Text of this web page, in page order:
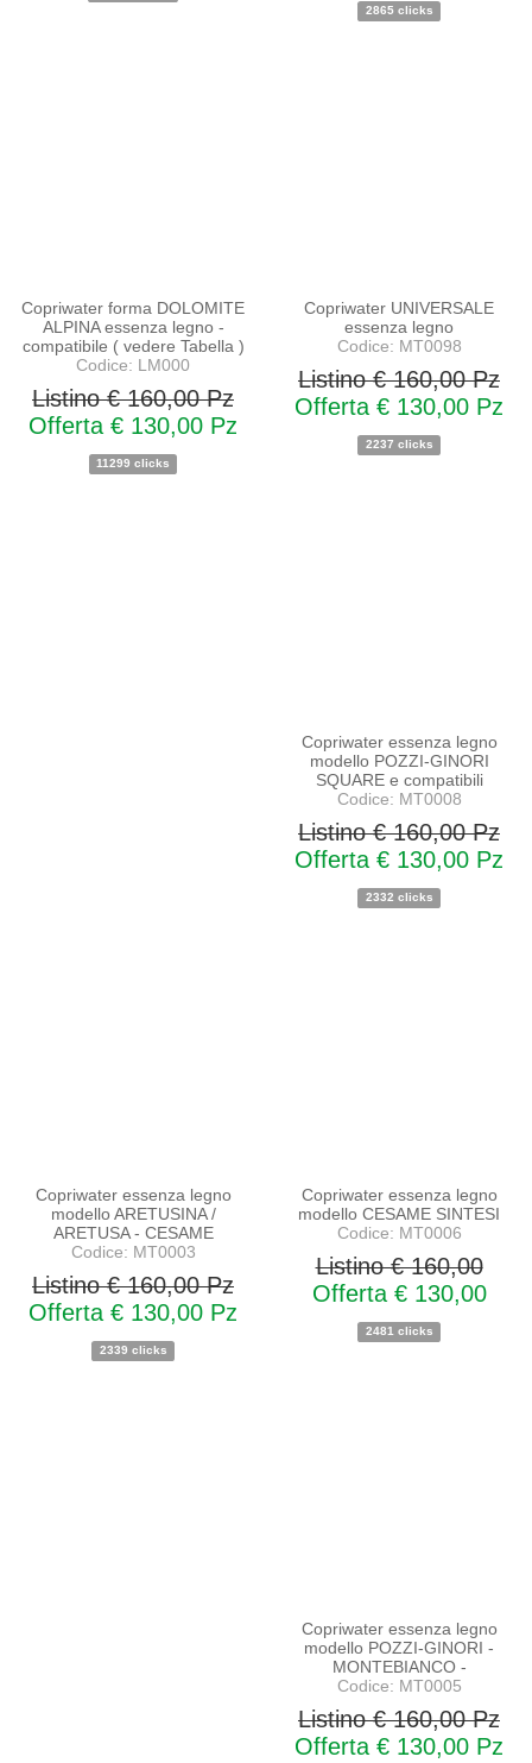
2865 clicks
Copriwater forma DOLOMITE
ALPINA essenza legno -
compatibile ( vedere Tabella )
Codice: LM000
Listino € 160,00 Pz
Offerta € 130,00 Pz
11299 clicks
Copriwater UNIVERSALE
essenza legno
Codice: MT0098
Listino € 160,00 Pz
Offerta € 130,00 Pz
2237 clicks
Copriwater essenza legno
modello POZZI-GINORI
SQUARE e compatibili
Codice: MT0008
Listino € 160,00 Pz
Offerta € 130,00 Pz
2332 clicks
Copriwater essenza legno
modello ARETUSINA /
ARETUSA - CESAME
Codice: MT0003
Listino € 160,00 Pz
Offerta € 130,00 Pz
2339 clicks
Copriwater essenza legno
modello CESAME SINTESI
Codice: MT0006
Listino € 160,00
Offerta € 130,00
2481 clicks
Copriwater essenza legno
modello POZZI-GINORI -
MONTEBIANCO -
Codice: MT0005
Listino € 160,00 Pz
Offerta € 130,00 Pz